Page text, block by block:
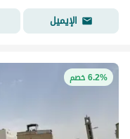
الإيميل
6.2% خصم